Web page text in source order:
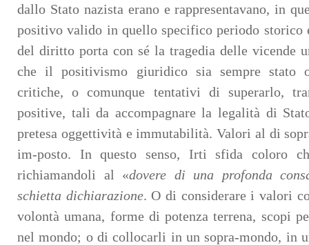
dallo Stato nazista erano e rappresentavano, in
positivo valido in quello specifico periodo storico
del diritto porta con sé la tragedia delle vicende
che il positivismo giuridico sia sempre stato
critiche, o comunque tentativi di superarlo,
positive, tali da accompagnare la legalità di
pretesa oggettività e immutabilità. Valori al di
im-posto. In questo senso, Irti sfida coloro
richiamandoli al «dovere di una profonda
schietta dichiarazione. O di considerare i valori
volontà umana, forme di potenza terrena, scopi
nel mondo; o di collocarli in un sopra-mondo, in